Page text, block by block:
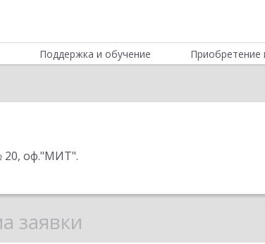
Поддержка и обучение Приобретение
20, оф."МИТ".
заявки